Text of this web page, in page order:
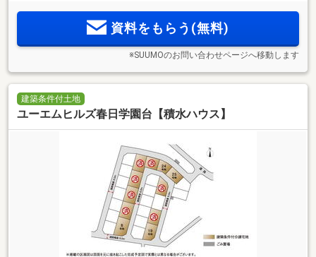
資料をもらう(無料)
※SUUMOのお問い合わせページへ移動します
建築条件付土地
ユーエムヒルズ春日学園台【積水ハウス】